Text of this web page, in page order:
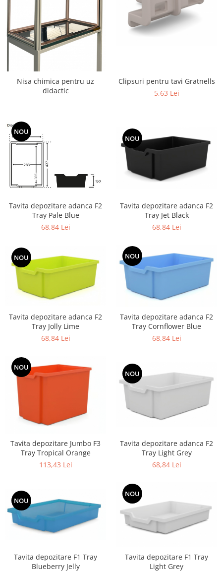
Transport
Uscatoare de sticlarie
Ventilatie / Exhaustare
Dulapuri de laborator/Corpuri de
Dulapuri de reactivi
Dulapuri la sol
Nisa chimica pentru uz
didactic
Clipsuri pentru tavi Gratnells
5,63 Lei
NOU
Tavita depozitare adanca F2
Tray Pale Blue
68,84 Lei
NOU
Tavita depozitare adanca F2
Tray Jet Black
68,84 Lei
NOU
Tavita depozitare adanca F2
Tray Jolly Lime
68,84 Lei
NOU
Tavita depozitare adanca F2
Tray Cornflower Blue
68,84 Lei
NOU
Tavita depozitare Jumbo F3
Tray Tropical Orange
113,43 Lei
NOU
Tavita depozitare adanca F2
Tray Light Grey
68,84 Lei
NOU
Tavita depozitare F1 Tray
Blueberry Jelly
NOU
Tavita depozitare F1 Tray
Light Grey